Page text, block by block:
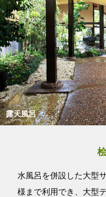
露天風呂
水風呂を併設した大型
様まで利用でき、大型